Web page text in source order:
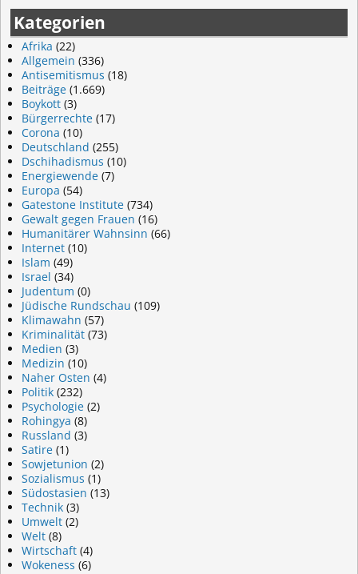
Kategorien
Afrika (22)
Allgemein (336)
Antisemitismus (18)
Beiträge (1.669)
Boykott (3)
Bürgerrechte (17)
Corona (10)
Deutschland (255)
Dschihadismus (10)
Energiewende (7)
Europa (54)
Gatestone Institute (734)
Gewalt gegen Frauen (16)
Humanitärer Wahnsinn (66)
Internet (10)
Islam (49)
Israel (34)
Judentum (0)
Jüdische Rundschau (109)
Klimawahn (57)
Kriminalität (73)
Medien (3)
Medizin (10)
Naher Osten (4)
Politik (232)
Psychologie (2)
Rohingya (8)
Russland (3)
Satire (1)
Sowjetunion (2)
Sozialismus (1)
Südostasien (13)
Technik (3)
Umwelt (2)
Welt (8)
Wirtschaft (4)
Wokeness (6)